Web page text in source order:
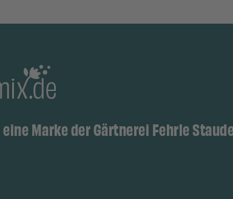
Marke der Gärtnerei Fehrle